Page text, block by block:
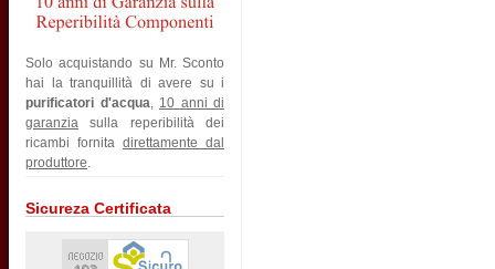
Solo acquistando su Mr. Sconto
hai la tranquillità di avere su i
purificatori d'acqua, 10 anni di
garanzia sulla reperibilità dei
ricambi fornita direttamente dal
produttore.
Sicureza Certificata